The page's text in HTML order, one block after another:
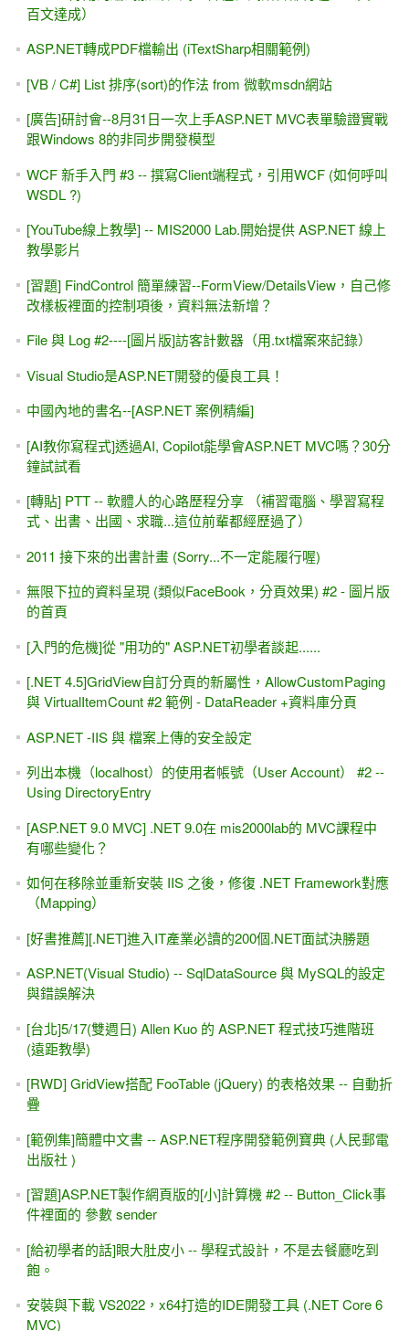
百文達成）
ASP.NET轉成PDF檔輸出 (iTextSharp相關範例)
[VB / C#] List 排序(sort)的作法 from 微軟msdn網站
[廣告]研討會--8月31日一次上手ASP.NET MVC表單驗證實戰
跟Windows 8的非同步開發模型
WCF 新手入門 #3 -- 撰寫Client端程式，引用WCF (如何呼叫
WSDL ?)
[YouTube線上教學] -- MIS2000 Lab.開始提供 ASP.NET 線上
教學影片
[習題] FindControl 簡單練習--FormView/DetailsView，自己修
改樣板裡面的控制項後，資料無法新增？
File 與 Log #2----[圖片版]訪客計數器（用.txt檔案來記錄）
Visual Studio是ASP.NET開發的優良工具！
中國內地的書名--[ASP.NET 案例精編]
[AI教你寫程式]透過AI, Copilot能學會ASP.NET MVC嗎？30分
鐘試試看
[轉貼] PTT -- 軟體人的心路歷程分享 （補習電腦、學習寫程
式、出書、出國、求職...這位前輩都經歷過了）
2011 接下來的出書計畫 (Sorry...不一定能履行喔)
無限下拉的資料呈現 (類似FaceBook，分頁效果) #2 - 圖片版
的首頁
[入門的危機]從 "用功的" ASP.NET初學者談起......
[.NET 4.5]GridView自訂分頁的新屬性，AllowCustomPaging
與 VirtualItemCount #2 範例 - DataReader +資料庫分頁
ASP.NET -IIS 與 檔案上傳的安全設定
列出本機（localhost）的使用者帳號（User Account） #2 --
Using DirectoryEntry
[ASP.NET 9.0 MVC] .NET 9.0在 mis2000lab的 MVC課程中
有哪些變化？
如何在移除並重新安裝 IIS 之後，修復 .NET Framework對應
（Mapping）
[好書推薦][.NET]進入IT產業必讀的200個.NET面試決勝題
ASP.NET(Visual Studio) -- SqlDataSource 與 MySQL的設定
與錯誤解決
[台北]5/17(雙週日) Allen Kuo 的 ASP.NET 程式技巧進階班
(遠距教學)
[RWD] GridView搭配 FooTable (jQuery) 的表格效果 -- 自動折
疊
[範例集]簡體中文書 -- ASP.NET程序開發範例寶典 (人民郵電
出版社 )
[習題]ASP.NET製作網頁版的[小]計算機 #2 -- Button_Click事
件裡面的 參數 sender
[給初學者的話]眼大肚皮小 -- 學程式設計，不是去餐廳吃到
飽。
安裝與下載 VS2022，x64打造的IDE開發工具 (.NET Core 6
MVC)